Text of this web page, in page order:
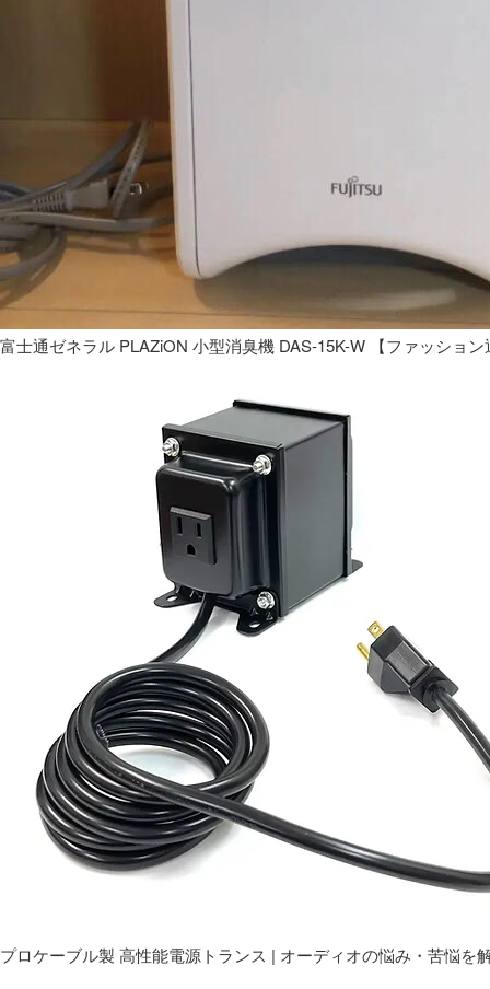
富士通ゼネラル PLAZiON 小型消臭機 DAS-15K-W 【ファッション
プロケーブル製 高性能電源トランス | オーディオの悩み・苦悩を